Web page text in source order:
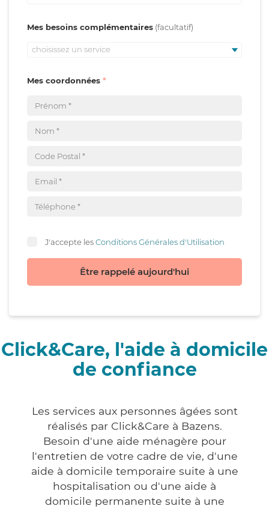
Mes besoins complémentaires
choisissez un service
Mes coordonnées
J'accepte lesConditions Générales d'Utilisation
Être rappelé aujourd'hui
Click&Care, l'aide à domicile
de confiance
Les services aux personnes âgées sont
réalisés par Click&Care à Bazens.
Besoin d'une aide ménagère pour
l'entretien de votre cadre de vie, d'une
aide à domicile temporaire suite à une
hospitalisation ou d'une aide à
domicile permanente suite à une